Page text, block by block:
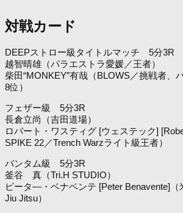
対戦カード
DEEPストロー級タイトルマッチ 5分3R
越智晴雄（パラエストラ愛媛／王者）
柴田“MONKEY”有哉（BLOWS／挑戦者、
8位）
フェザー級 5分3R
長倉立尚（吉田道場）
ロバート・ワスティグ [ウェステック]
SPIKE 22／Trench Warzライト級王者）
バンタム級 5分3R
釜谷 真（Tri.H STUDIO）
ピータ―・ベナベンテ [Peter Benavente]（
Jiu Jitsu）